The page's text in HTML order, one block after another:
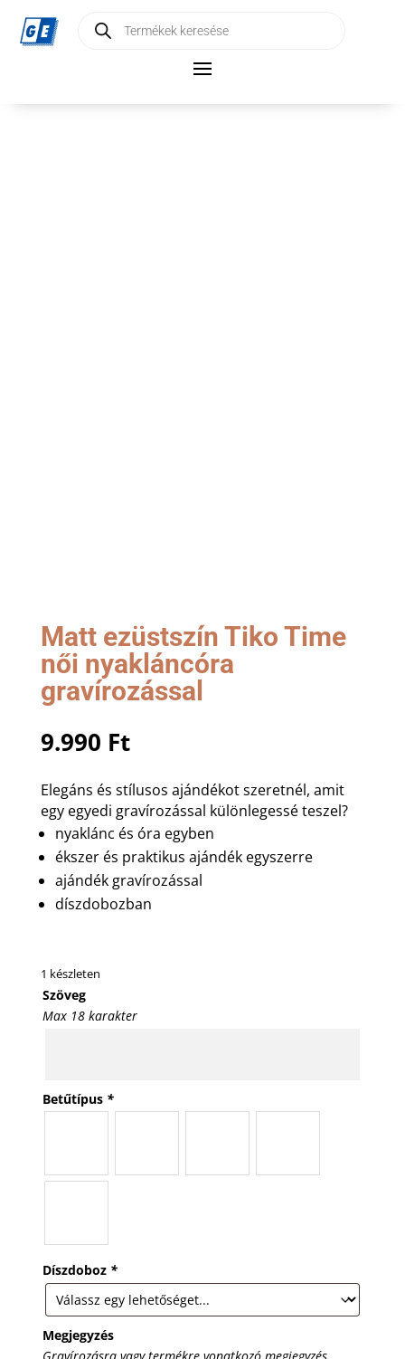
search
Matt ezüstszín Tiko Time
női nyakláncóra
gravírozással
9.990 Ft
Elegáns és stílusos ajándékot szeretnél, amit
egy egyedi gravírozással különlegessé teszel?
nyaklánc és óra egyben
ékszer és praktikus ajándék egyszerre
ajándék gravírozással
díszdobozban
1 készleten
Szöveg
Max 18 karakter
Betűtípus *
Díszdoboz *
Megjegyzés